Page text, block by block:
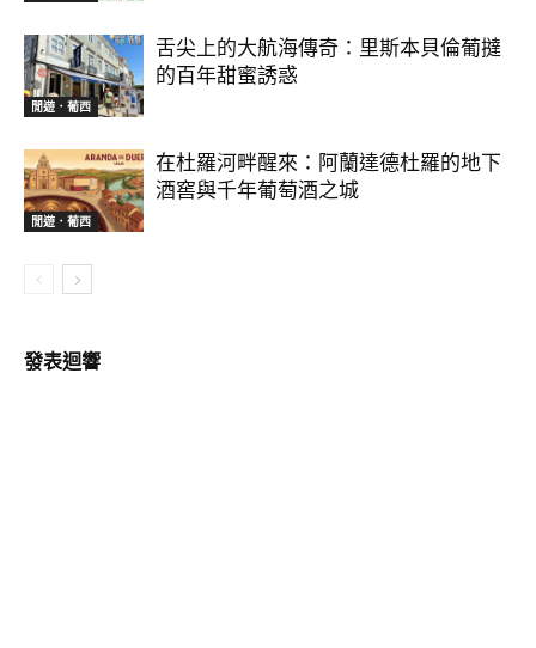
閒遊．葡西
舌尖上的大航海傳奇：里斯本貝倫葡撻
的百年甜蜜誘惑
閒遊．葡西
在杜羅河畔醒來：阿蘭達德杜羅的地下
酒窖與千年葡萄酒之城
發表迴響